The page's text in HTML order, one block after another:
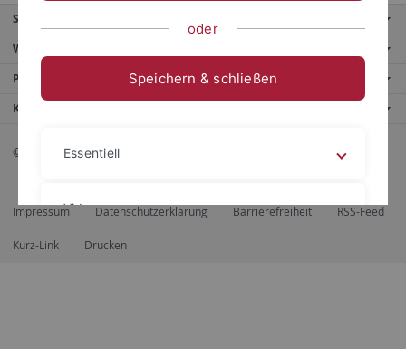
Service
Weitere Angebote
Portale
Kontaktinfo
© 2026 Eberhard Karls Universität Tübingen, Tübingen
Impressum Datenschutzerklärung Barrierefreiheit RSS-Feed
Kurz-Link Drucken
oder
Speichern & schließen
Essentiell
Videos